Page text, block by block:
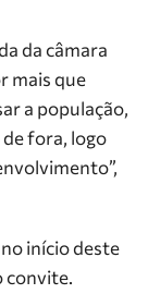
da câmara
mais que
a população,
fora, logo
início deste
convite.